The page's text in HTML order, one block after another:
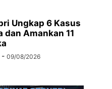
Ungkap 6 Kasus
dan Amankan 11
- 09/08/2026